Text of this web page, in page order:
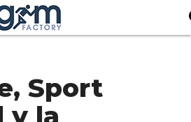
Sport
y la